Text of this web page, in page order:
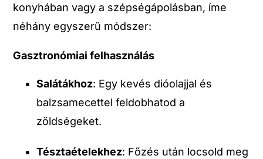
konyhában vagy a szépségápolásban, íme
néhány egyszerű módszer:
Gasztronómiai felhasználás
Salátákhoz: Egy kevés dióolajjal és
balzsamecettel feldobhatod a
zöldségeket.
Tésztaételekhez: Főzés után locsold meg